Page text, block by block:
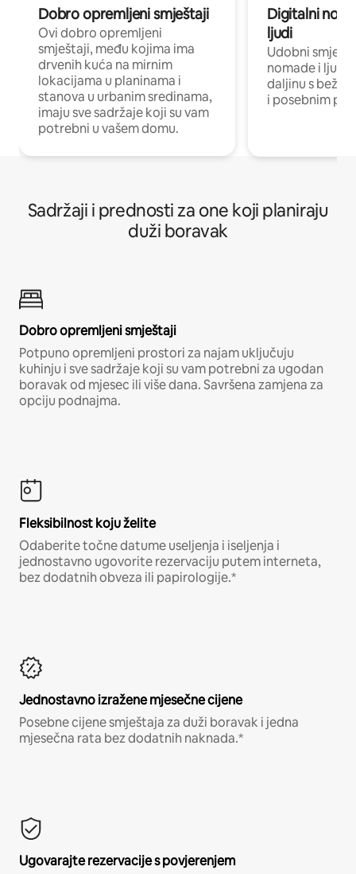
Dobro opremljeni smještaji
Ovi dobro opremljeni
smještaji, među kojima ima
drvenih kuća na mirnim
lokacijama u planinama i
stanova u urbanim sredinama,
imaju sve sadržaje koji su vam
potrebni u vašem domu.
Digitalni
ljudi
Udobni
nomade i ljude
daljinu s
i posebnim
Sadržaji i prednosti za one koji planiraju
duži boravak
Dobro opremljeni smještaji
Potpuno opremljeni prostori za najam uključuju
kuhinju i sve sadržaje koji su vam potrebni za ugodan
boravak od mjesec ili više dana. Savršena zamjena za
opciju podnajma.
Fleksibilnost koju želite
Odaberite točne datume useljenja i iseljenja i
jednostavno ugovorite rezervaciju putem interneta,
bez dodatnih obveza ili papirologije.*
Jednostavno izražene mjesečne cijene
Posebne cijene smještaja za duži boravak i jedna
mjesečna rata bez dodatnih naknada.*
Ugovarajte rezervacije s povjerenjem